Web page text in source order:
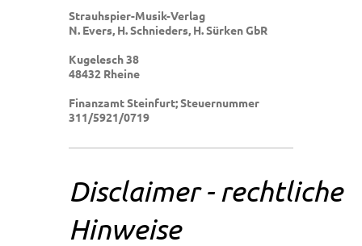
Strauhspier-Musik-Verlag
N. Evers, H. Schnieders, H. Sürken GbR
Kugelesch 38
48432 Rheine
Finanzamt Steinfurt; Steuernummer
311/5921/0719
Disclaimer - rechtliche
Hinweise